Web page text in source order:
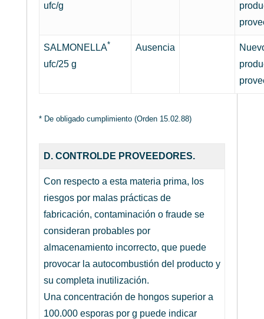
ufc/g
SALMONELLA*
ufc/25 g
Ausencia
* De obligado cumplimiento (Orden 15.02.88)
D. CONTROLDE PROVEEDORES.
Con respecto a esta materia prima, los
riesgos por malas prácticas de
fabricación, contaminación o fraude se
consideran probables por
almacenamiento incorrecto, que puede
provocar la autocombustión del producto y
su completa inutilización.
Una concentración de hongos superior a
100.000 esporas por g puede indicar